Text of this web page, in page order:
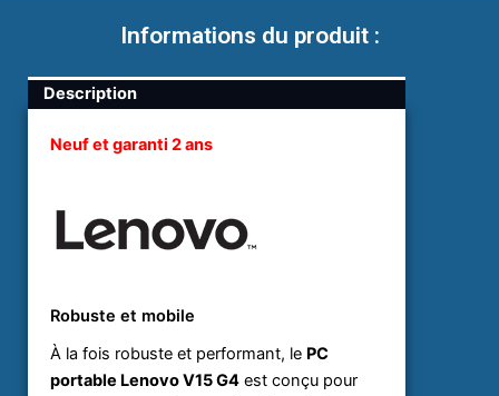
512
Go
LED
Informations du produit :
Description
Neuf et garanti 2 ans
Robuste et mobile
À la fois robuste et performant, le PC
portable Lenovo V15 G4est conçu pour